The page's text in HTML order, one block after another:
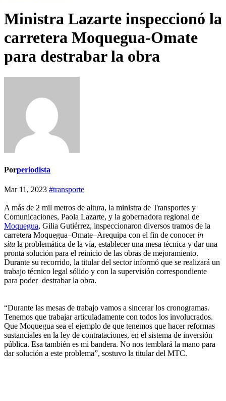
Ministra Lazarte inspeccionó la
carretera Moquegua-Omate
para destrabar la obra
Porperiodista
Mar 11, 2023 #transporte
A más de 2 mil metros de altura, la ministra de Transportes y
Comunicaciones, Paola Lazarte, y la gobernadora regional de
Moquegua, Gilia Gutiérrez, inspeccionaron diversos tramos de la
carretera Moquegua–Omate–Arequipa con el fin de conocer in
situ la problemática de la vía, establecer una mesa técnica y dar una
pronta solución para el reinicio de las obras de mejoramiento.
Durante su recorrido, la titular del sector informó que se realizará un
trabajo técnico legal sólido y con la supervisión correspondiente
para poder destrabar la obra.
“Durante las mesas de trabajo vamos a sincerar los cronogramas.
Tenemos que trabajar articuladamente con todos los involucrados.
Que Moquegua sea el ejemplo de que tenemos que hacer reformas
sustanciales en la ley de contrataciones, en el sistema de inversión
pública. Esa también es mi bandera. No nos temblará la mano para
dar solución a este problema”, sostuvo la titular del MTC.